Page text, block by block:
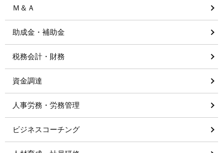
Ｍ＆Ａ
助成金・補助金
税務会計・財務
資金調達
人事労務・労務管理
ビジネスコーチング